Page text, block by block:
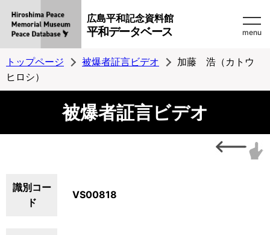
広島平和記念資料館
平和データベース menu
トップページ 被爆者証言ビデオ
加藤 浩（カトウ
ヒロシ）
被爆者証言ビデオ
識別コー
ド
VS00818